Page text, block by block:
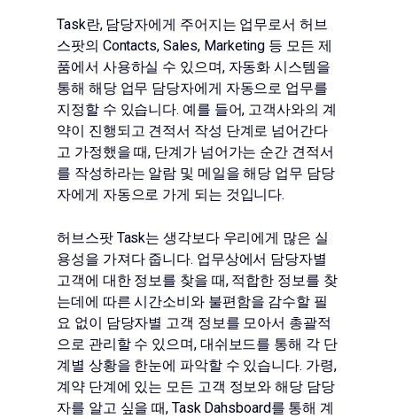
Task란, 담당자에게 주어지는 업무로서 허브
스팟의 Contacts, Sales, Marketing 등 모든 제
품에서 사용하실 수 있으며, 자동화 시스템을
통해 해당 업무 담당자에게 자동으로 업무를
지정할 수 있습니다. 예를 들어, 고객사와의 계
약이 진행되고 견적서 작성 단계로 넘어간다
고 가정했을 때, 단계가 넘어가는 순간 견적서
를 작성하라는 알람 및 메일을 해당 업무 담당
자에게 자동으로 가게 되는 것입니다.
허브스팟 Task는 생각보다 우리에게 많은 실
용성을 가져다 줍니다. 업무상에서 담당자별
고객에 대한 정보를 찾을 때, 적합한 정보를 찾
는데에 따른 시간소비와 불편함을 감수할 필
요 없이 담당자별 고객 정보를 모아서 총괄적
으로 관리할 수 있으며, 대쉬보드를 통해 각 단
계별 상황을 한눈에 파악할 수 있습니다. 가령,
계약 단계에 있는 모든 고객 정보와 해당 담당
자를 알고 싶을 때, Task Dahsboard를 통해 계